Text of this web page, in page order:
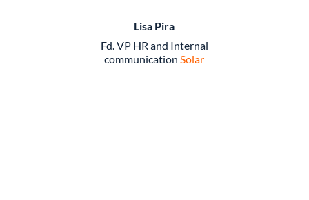
Lisa Pira
Fd. VP HR and Internal
communication Solar